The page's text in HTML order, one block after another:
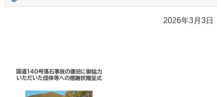
2026年3月3日